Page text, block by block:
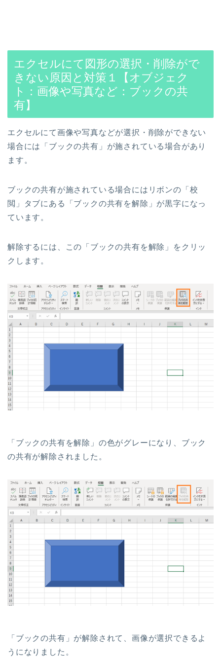
エクセルにて図形の選択・削除がで
きない原因と対策１【オブジェク
ト：画像や写真など：ブックの共
有】
エクセルにて画像や写真などが選択・削除ができない
場合には「ブックの共有」が施されている場合があり
ます。
ブックの共有が施されている場合にはリボンの「校
閲」タブにある「ブックの共有を解除」が黒字になっ
ています。
解除するには、この「ブックの共有を解除」をクリッ
クします。
「ブックの共有を解除」の色がグレーになり、ブック
の共有が解除されました。
「ブックの共有」が解除されて、画像が選択できるよ
うになりました。